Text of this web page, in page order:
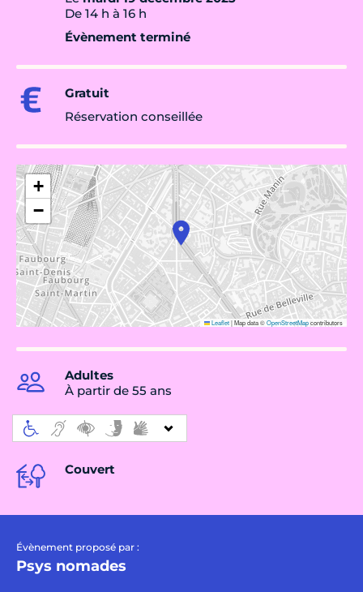
De 14 h à 16 h
Évènement terminé
Gratuit
Réservation conseillée
+
−
Leaflet|Map data ©OpenStreetMapcontributors
Adultes
À partir de 55 ans
Couvert
Évènement proposé par :
Psys nomades